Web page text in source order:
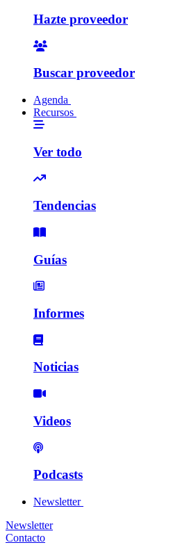
Hazte proveedor
Buscar proveedor
Agenda
Recursos
Ver todo
Tendencias
Guías
Informes
Noticias
Videos
Podcasts
Newsletter
Newsletter
Contacto